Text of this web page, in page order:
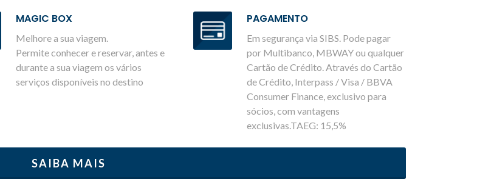
MAGIC BOX
Melhore a sua viagem.
Permite conhecer e reservar, antes e
durante a sua viagem os vários
serviços disponíveis no destino
PAGAMENTO
Em segurança via SIBS. Pode pagar
por Multibanco, MBWAY ou qualquer
Cartão de Crédito. Através do Cartão
de Crédito, Interpass / Visa / BBVA
Consumer Finance, exclusivo para
sócios, com vantagens
exclusivas.TAEG: 15,5%
SAIBA MAIS